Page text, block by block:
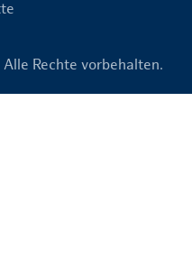
Rechte vorbehalten.